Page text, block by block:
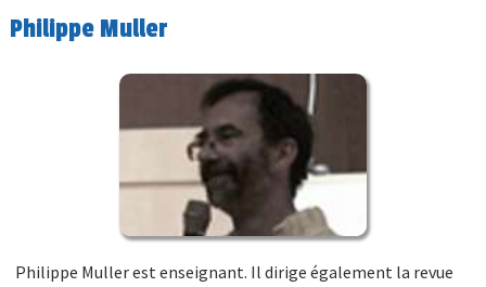
Philippe Muller
Philippe Muller est enseignant. Il dirige également la revue